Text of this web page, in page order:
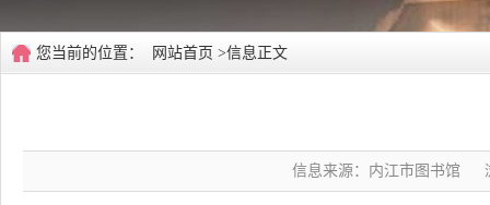
您当前的位置： 网站首页 >信息正文
信息来源：内江市图书馆